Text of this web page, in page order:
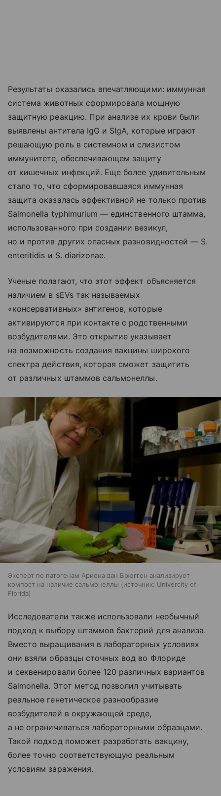
Результаты оказались впечатляющими: иммунная
система животных сформировала мощную
защитную реакцию. При анализе их крови были
выявлены антитела IgG и SIgA, которые играют
решающую роль в системном и слизистом
иммунитете, обеспечивающем защиту
от кишечных инфекций. Еще более удивительным
стало то, что сформировавшаяся иммунная
защита оказалась эффективной не только против
Salmonella typhimurium — единственного штамма,
использованного при создании везикул,
но и против других опасных разновидностей — S.
enteritidis и S. diarizonae.
Ученые полагают, что этот эффект объясняется
наличием в sEVs так называемых
«консервативных» антигенов, которые
активируются при контакте с родственными
возбудителями. Это открытие указывает
на возможность создания вакцины широкого
спектра действия, которая сможет защитить
от различных штаммов сальмонеллы.
Эксперт по патогенам Ариена ван Брюгген анализирует
компост на наличие сальмонеллы
источник: Univercity of
Florida
Исследователи также использовали необычный
подход к выбору штаммов бактерий для анализа.
Вместо выращивания в лабораторных условиях
они взяли образцы сточных вод во Флориде
и секвенировали более 120 различных вариантов
Salmonella. Этот метод позволил учитывать
реальное генетическое разнообразие
возбудителей в окружающей среде,
а не ограничиваться лабораторными образцами.
Такой подход поможет разработать вакцину,
более точно соответствующую реальным
условиям заражения.